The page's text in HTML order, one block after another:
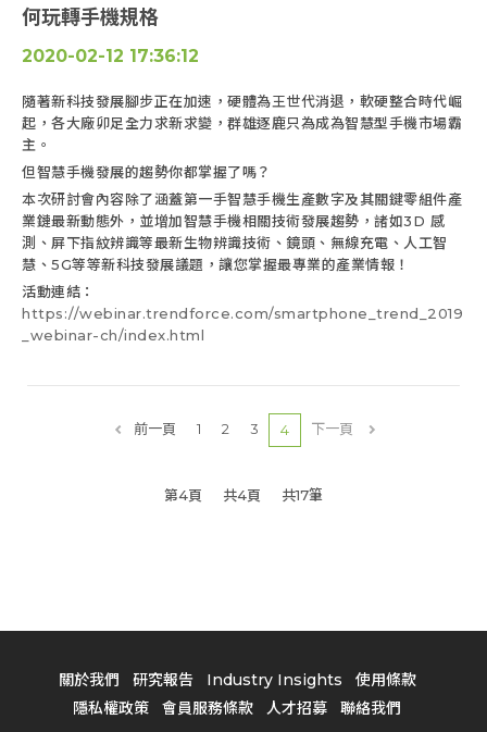
何玩轉手機規格
2020-02-12 17:36:12
隨著新科技發展腳步正在加速，硬體為王世代消退，軟硬整合時代崛
起，各大廠卯足全力求新求變，群雄逐鹿只為成為智慧型手機市場霸
主。
但智慧手機發展的趨勢你都掌握了嗎？
本次研討會內容除了涵蓋第一手智慧手機生產數字及其關鍵零組件產
業鏈最新動態外，並增加智慧手機相關技術發展趨勢，諸如3D 感
測、屏下指紋辨識等最新生物辨識技術、鏡頭、無線充電、人工智
慧、5G等等新科技發展議題，讓您掌握最專業的產業情報！
活動連結：
https://webinar.trendforce.com/smartphone_trend_2019
_webinar-ch/index.html
前一頁 1 2 3 4 下一頁
第4頁 共4頁 共17筆
關於我們 研究報告 Industry Insights
使用條款
隱私權政策
會員服務條款 人才招募 聯絡我們